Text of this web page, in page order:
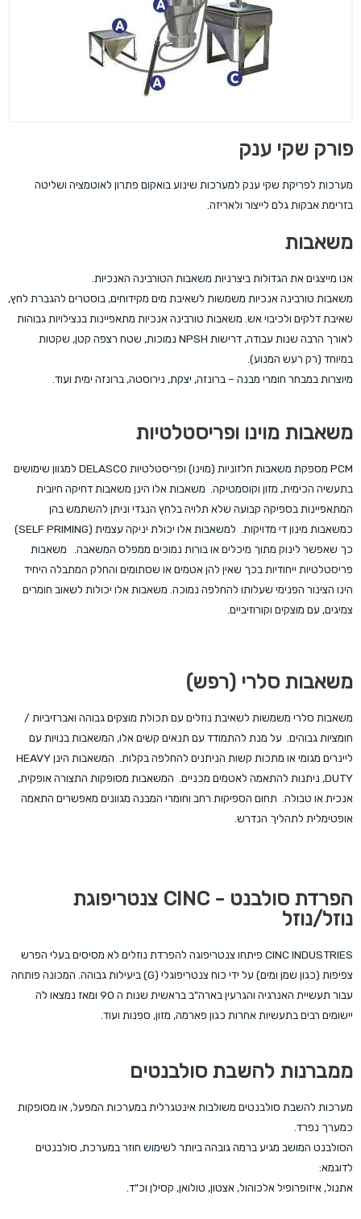
פורק שקי ענק
מערכות לפריקת שקי ענק למערכות שינוע בואקום פתרון לאוטמציה ושליטה
בזרימת אבקות גלם לייצור ולאריזה.
משאבות
אנו מייצגים את הגדולות ביצרניות משאבות הטורבינה האנכיות.
משאבות טורבינה אנכיות משמשות לשאיבת מים מקידוחים, בוסטרים להגברת לחץ,
שאיבת דלקים ולכיבוי אש. משאבות טורבינה אנכיות מתאפיינות בנצילויות גבוהות
לאורך הרבה שנות עבודה, דרישות NPSH נמוכות, שטח רצפה קטן, שקטות
במיוחד (רק רעש המנוע).
מיוצרות במבחר חומרי מבנה – ברונזה, יצקת, נירוסטה, ברונזה ימית ועוד.
משאבות סלרי (רפש)
משאבות סלרי משמשות לשאיבת נוזלים עם תכולת מוצקים גבוהה ואברזיביות /
חומציות גבוהים. על מנת להתמודד עם תנאים קשים אלו, המשאבות בנויות עם
ליינרים מגומי או מתכות קשות הניתנים להחלפה בקלות. המשאבות הינן HEAVY
DUTY, ניתנות להתאמה לאטמים מכניים. המשאבות מסופקות התצורה אופקית,
אנכית או טבולה. תחום הספיקות רחב וחומרי המבנה מגוונים מאפשרים התאמה
אופטימלית לתהליך הנדרש.
משאבות מוינו ופריסטלטיות
PCM מספקת משאבות חלזוניות (מוינו) ופריסטלטיות DELASCO למגוון שימושים
בתעשיה הכימית, מזון וקוסמטיקה. משאבות אלו הינן משאבות דחיקה חיובית
המתאפיינות בספיקה קבועה שלא תלויה בלחץ הנגדי וניתן להשתמש בהן
כמשאבות מינון די מדויקות. למשאבות אלו יכולת יניקה עצמית (SELF PRIMING)
כך שאפשר לינוק מתוך מיכלים או בורות נמוכים ממפלס המשאבה. משאבות
פריסטלטיות ייחודיות בכך שאין להן אטמים או שסתומים והחלק המתבלה היחיד
הינו הצינור הפנימי שעלותו להחלפה נמוכה. משאבות אלו יכולות לשאוב חומרים
צמיגים, עם מוצקים וקורוזיביים.
הפרדת סולבנט - CINC צנטריפוגת
נוזל/נוזל
CINC INDUSTRIES פיתחו צנטריפוגה להפרדת נוזלים לא מסיסים בעלי הפרש
צפיפות (כגון שמן ומים) על ידי כוח צנטריפוגלי (G) ביעילות גבוהה. המכונה פותחה
עבור תעשיית האנרגיה והגרעין בארה"ב בראשית שנות ה 90 ומאז נמצאו לה
יישומים רבים בתעשיות אחרות כגון פארמה, מזון, ספנות ועוד.
ממברנות להשבת סולבנטים
מערכות להשבת סולבנטים משולבות אינטגרלית במערכות המפעל, או מסופקות
כמערך נפרד.
הסולבנט המושב מגיע ברמה גובהה ביותר לשימוש חוזר במערכת, סולבנטים
לדוגמא:
אתנול, איזופרופיל אלכוהול, אצטון, טולואן, קסילן וכ"ד.